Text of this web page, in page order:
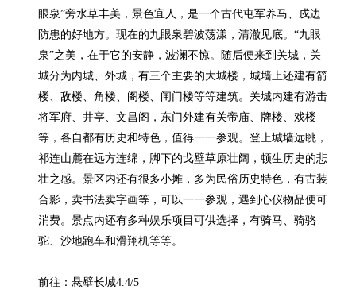
眼泉”旁水草丰美，景色宜人，是一个古代屯军养马、戍边
防患的好地方。现在的九眼泉碧波荡漾，清澈见底。“九眼
泉”之美，在于它的安静，波澜不惊。随后便来到关城，关
城分为内城、外城，有三个主要的大城楼，城墙上还建有箭
楼、敌楼、角楼、阁楼、闸门楼等等建筑。关城内建有游击
将军府、井亭、文昌阁，东门外建有关帝庙、牌楼、戏楼
等，各自都有历史和特色，值得一一参观。登上城墙远眺，
祁连山麓在远方连绵，脚下的戈壁草原壮阔，顿生历史的悲
壮之感。景区内还有很多小摊，多为民俗历史特色，有古装
合影，卖书法卖字画等，可以一一参观，遇到心仪物品便可
消费。景点内还有多种娱乐项目可供选择，有骑马、骑骆
驼、沙地跑车和滑翔机等等。
前往：悬壁长城4.4/5